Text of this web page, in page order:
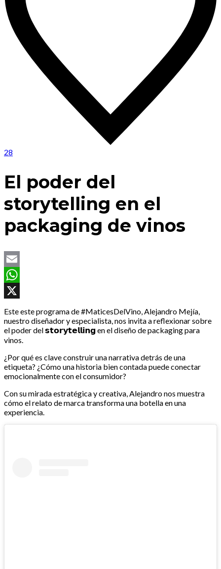
28
El poder del
storytelling en el
packaging de vinos
Email
WhatsApp
Este este programa de #MaticesDelVino, Alejandro Mejía,
nuestro diseñador y especialista, nos invita a reflexionar sobre
el poder del 𝘀𝘁𝗼𝗿𝘆𝘁𝗲𝗹𝗹𝗶𝗻𝗴 en el diseño de packaging para
vinos.
¿Por qué es clave construir una narrativa detrás de una
etiqueta? ¿Cómo una historia bien contada puede conectar
emocionalmente con el consumidor?
Con su mirada estratégica y creativa, Alejandro nos muestra
cómo el relato de marca transforma una botella en una
experiencia.